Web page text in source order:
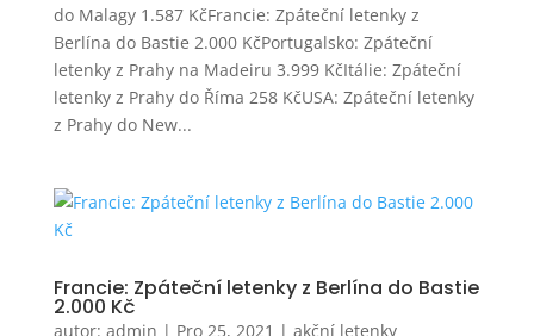
do Malagy 1.587 KčFrancie: Zpáteční letenky z
Berlína do Bastie 2.000 KčPortugalsko: Zpáteční
letenky z Prahy na Madeiru 3.999 KčItálie: Zpáteční
letenky z Prahy do Říma 258 KčUSA: Zpáteční letenky
z Prahy do New...
Francie: Zpáteční letenky z Berlína do Bastie
2.000 Kč
autor: admin | Pro 25, 2021 | akční letenky